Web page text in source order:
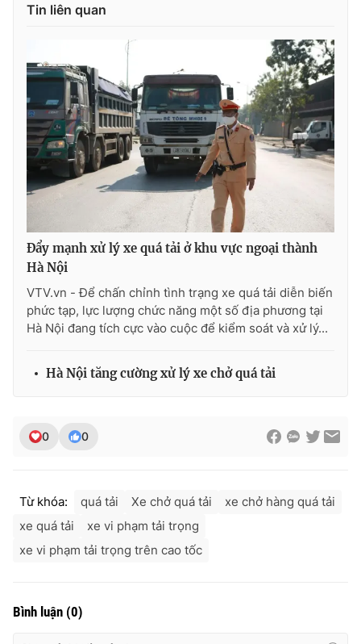
Ðiện thoại Thời báo VTV:
024-7300.7108
thuận bằng văn bản. Ghi rõ nguồn VTV.vn khi phát hành lại
thông tin từ website này.
Tin liên quan
Đẩy mạnh xử lý xe quá tải ở khu vực ngoại thành
Hà Nội
VTV.vn - Để chấn chỉnh tình trạng xe quá tải diễn biến
phức tạp, lực lượng chức năng một số địa phương tại
Hà Nội đang tích cực vào cuộc để kiểm soát và xử lý...
Hà Nội tăng cường xử lý xe chở quá tải
0 0
Từ khóa: quá tải Xe chở quá tải
xe chở hàng quá tải
xe quá tải
xe vi phạm tải trọng
xe vi phạm tải trọng trên cao tốc
Bình luận (0)